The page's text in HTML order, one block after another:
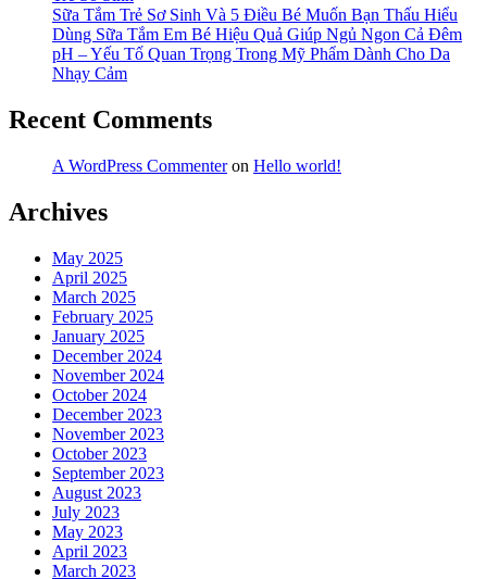
Sữa Tắm Trẻ Sơ Sinh Và 5 Điều Bé Muốn Bạn Thấu Hiểu
Dùng Sữa Tắm Em Bé Hiệu Quả Giúp Ngủ Ngon Cả Đêm
pH – Yếu Tố Quan Trọng Trong Mỹ Phẩm Dành Cho Da
Nhạy Cảm
Recent Comments
A WordPress Commenteron Hello world!
Archives
May 2025
April 2025
March 2025
February 2025
January 2025
December 2024
November 2024
October 2024
December 2023
November 2023
October 2023
September 2023
August 2023
July 2023
May 2023
April 2023
March 2023